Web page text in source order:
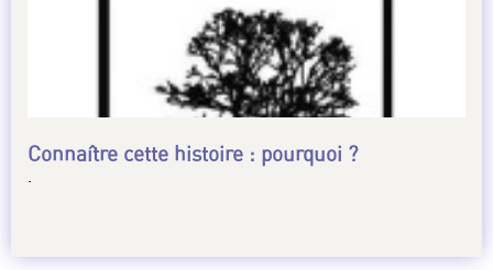
Connaître cette histoire : pourquoi ?
.